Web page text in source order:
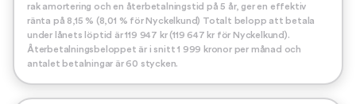
rak amortering och en återbetalningstid på 5 år, ger en effektiv
ränta på 8,15 % (8,01 % för Nyckelkund) Totalt belopp att betala
under lånets löptid är 119 947 kr (119 647 kr för Nyckelkund).
Återbetalningsbeloppet är i snitt 1 999 kronor per månad och
antalet betalningar är 60 stycken.